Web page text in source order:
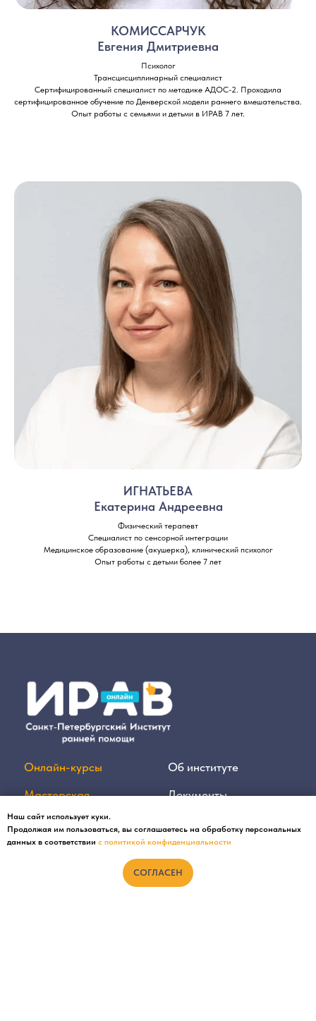
КОМИССАРЧУК
Евгения Дмитриевна
Психолог
Трансцисциплинарный специалист
Сертифицированный специалист по методике АДОС-2. Проходила
сертифицированное обучение по Денверской модели раннего вмешательства.
Опыт работы с семьями и детьми в ИРАВ 7 лет.
ИГНАТЬЕВА
Екатерина Андреевна
Физический терапевт
Специалист по сенсорной интеграции
Медицинское образование (акушерка), клинический психолог
Опыт работы с детьми более 7 лет
Наш сайт использует куки.
Продолжая им пользоваться, вы соглашаетесь на обработку персональных
данных в соответствии с политикой конфиденциальности
СОГЛАСЕН